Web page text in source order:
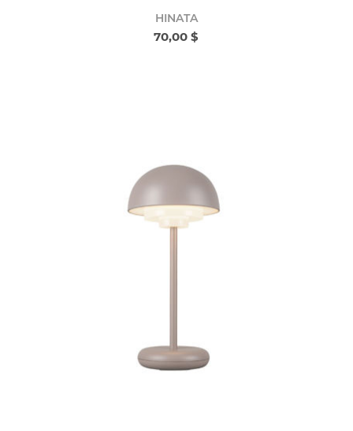
HINATA
70,00 $